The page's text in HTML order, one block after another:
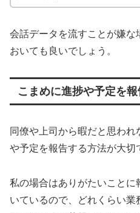
会話データを流すことが嫌な
おいても良いでしょう。
こまめに進捗や予定を報
同僚や上司から暇だと思わ
や予定を報告する方法が大切
私の場合はありがたいこと
いているので、どれくらい